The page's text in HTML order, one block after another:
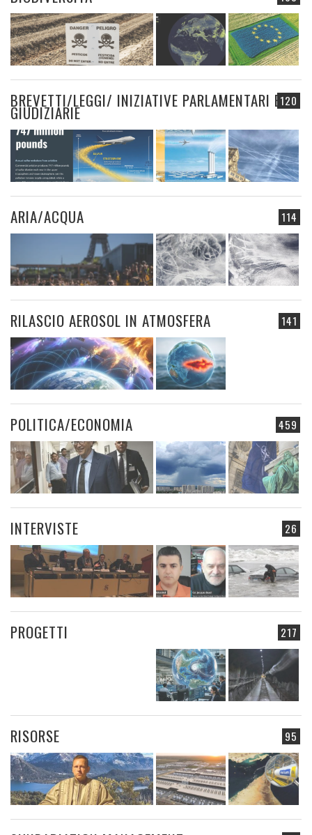
120
BREVETTI/LEGGI/ INIZIATIVE PARLAMENTARI E
GIUDIZIARIE
114
ARIA/ACQUA
141
RILASCIO AEROSOL IN ATMOSFERA
459
POLITICA/ECONOMIA
26
INTERVISTE
217
PROGETTI
95
RISORSE